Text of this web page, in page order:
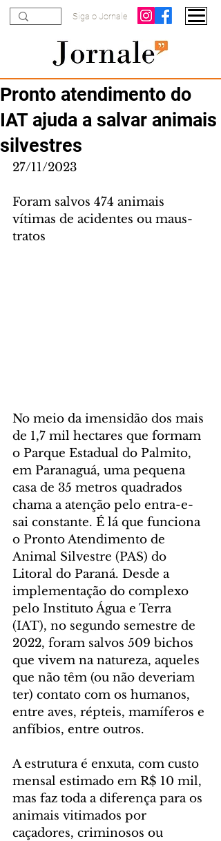
Siga o Jornale
Pronto atendimento do
IAT ajuda a salvar animais
silvestres
27/11/2023
Foram salvos 474 animais
vítimas de acidentes ou maus-
tratos
No meio da imensidão dos mais
de 1,7 mil hectares que formam
o Parque Estadual do Palmito,
em Paranaguá, uma pequena
casa de 35 metros quadrados
chama a atenção pelo entra-e-
sai constante. É lá que funciona
o Pronto Atendimento de
Animal Silvestre (PAS) do
Litoral do Paraná. Desde a
implementação do complexo
pelo Instituto Água e Terra
(IAT), no segundo semestre de
2022, foram salvos 509 bichos
que vivem na natureza, aqueles
que não têm (ou não deveriam
ter) contato com os humanos,
entre aves, répteis, mamíferos e
anfíbios, entre outros.
A estrutura é enxuta, com custo
mensal estimado em R$ 10 mil,
mas faz toda a diferença para os
animais vitimados por
caçadores, criminosos ou